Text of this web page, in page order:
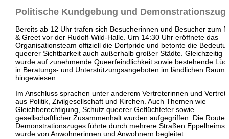
Politische Kundgebung und Demonstrationszug
Bereits ab 12 Uhr trafen sich Besucherinnen und Besucher zum
& Greet vor der Rudolf-Wild-Halle. Um 14:30 Uhr eröffnete das
Organisationsteam offiziell die Dorfpride und betonte die
queerer Sichtbarkeit auch außerhalb großer Städte. Gleichzeitig
wurde auf zunehmende Queerfeindlichkeit sowie bestehende
in Beratungs- und Unterstützungsangeboten im ländlichen Raum
hingewiesen.
Im Anschluss sprachen unter anderem Vertreterinnen und
aus Politik, Zivilgesellschaft und Kirchen. Auch Themen wie
Gleichberechtigung, Schutz queerer Geflüchteter sowie
gesellschaftlicher Zusammenhalt wurden aufgegriffen. Die Route
Demonstrationszuges führte durch mehrere Straßen Eppelheims
wurde von Anwohnerinnen und Anwohnern begleitet.